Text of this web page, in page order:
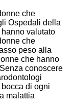
che
Ospedali della
valutato
che
peso alla
che hanno
conoscere
di ogni
malattia